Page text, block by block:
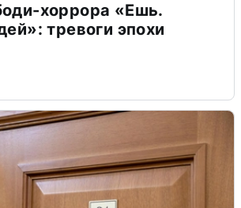
хоррора «Ешь.
тревоги эпохи